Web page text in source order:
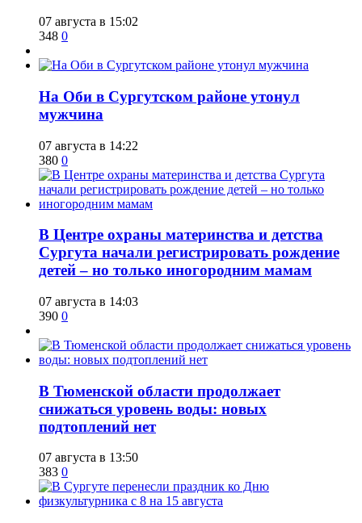
07 августа в 15:02
348 0
​На Оби в Сургутском районе утонул
мужчина
07 августа в 14:22
380 0
​В Центре охраны материнства и детства
Сургута начали регистрировать рождение
детей – но только иногородним мамам
07 августа в 14:03
390 0
​В Тюменской области продолжает
снижаться уровень воды: новых
подтоплений нет
07 августа в 13:50
383 0